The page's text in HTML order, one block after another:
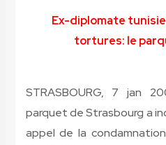
Ex-diplomate
tortures: le
STRASBOURG, 7 jan
parquet de Strasbourg a
appel de la